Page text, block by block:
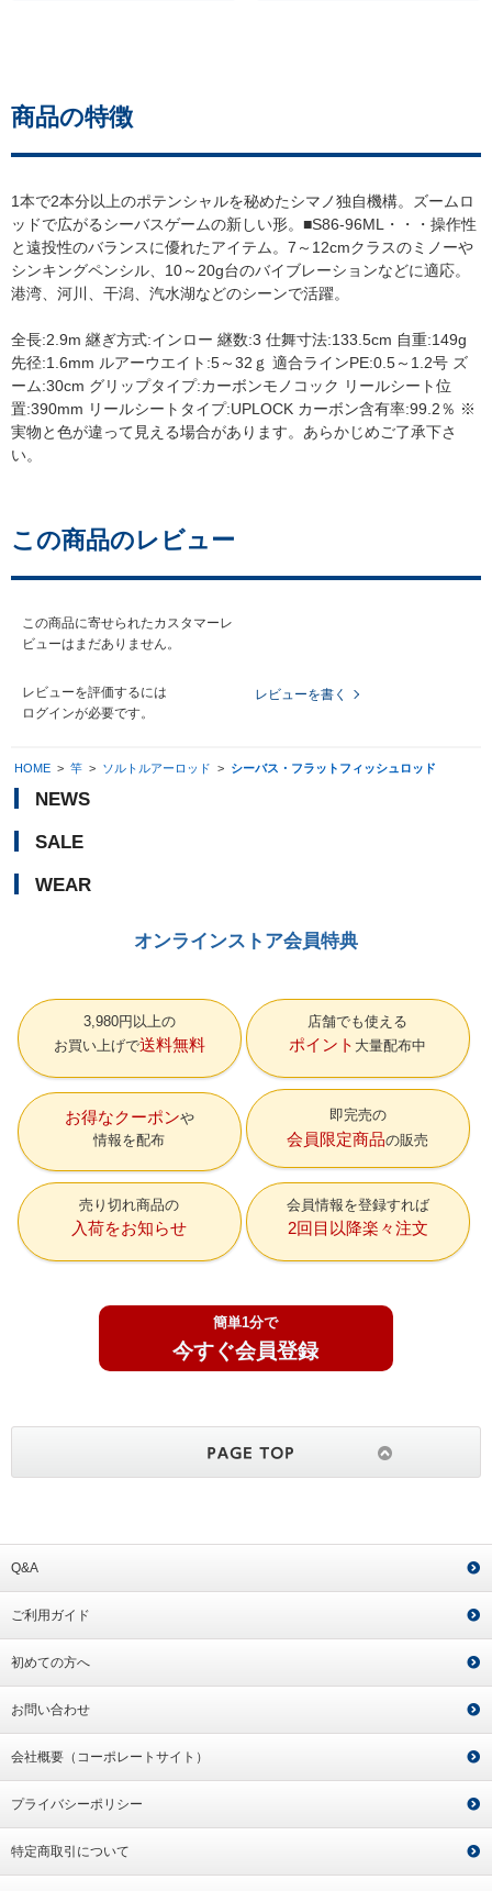
商品の特徴
1本で2本分以上のポテンシャルを秘めたシマノ独自機構。ズームロ
ッドで広がるシーバスゲームの新しい形。■S86-96ML・・・操作性
と遠投性のバランスに優れたアイテム。7～12cmクラスのミノー
シンキングペンシル、10～20g台のバイブレーションなどに適応。
港湾、河川、干潟、汽水湖などのシーンで活躍。
全長:2.9m 継ぎ方式:インロー 継数:3 仕舞寸法:133.5cm 自重:149g
先径:1.6mm ルアーウエイト:5～32ｇ 適合ラインPE:0.5～1.2号 ズ
ーム:30cm グリップタイプ:カーボンモノコック リールシート位
置:390mm リールシートタイプ:UPLOCK カーボン含有率:99.2％ ※
実物と色が違って見える場合があります。あらかじめご了承下さ
い。
この商品のレビュー
この商品に寄せられたカスタマーレ
ビューはまだありません。
レビューを評価するには
ログインが必要です。
レビューを書く
HOME > 竿 > ソルトルアーロッド > シーバス・フラットフィッシュロッド
NEWS
SALE
WEAR
オンラインストア会員特典
3,980円以上の
お買い上げで送料無料
店舗でも使える
ポイント 大量配布中
お得なクーポン
情報を配布
即完売の
会員限定商品の販売
売り切れ商品の
入荷をお知らせ
会員情報を登録すれば
2回目以降楽々注文
簡単1分で
今すぐ会員登録
Q&A
ご利用ガイド
初めての方へ
お問い合わせ
会社概要（コーポレートサイト）
プライバシーポリシー
特定商取引について